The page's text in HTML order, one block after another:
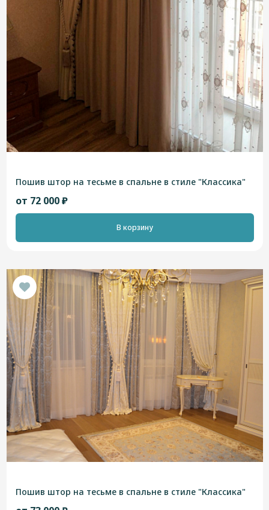
Пошив штор на тесьме в спальне в стиле "Классика"
от 72 000 ₽
В корзину
Пошив штор на тесьме в спальне в стиле "Классика"